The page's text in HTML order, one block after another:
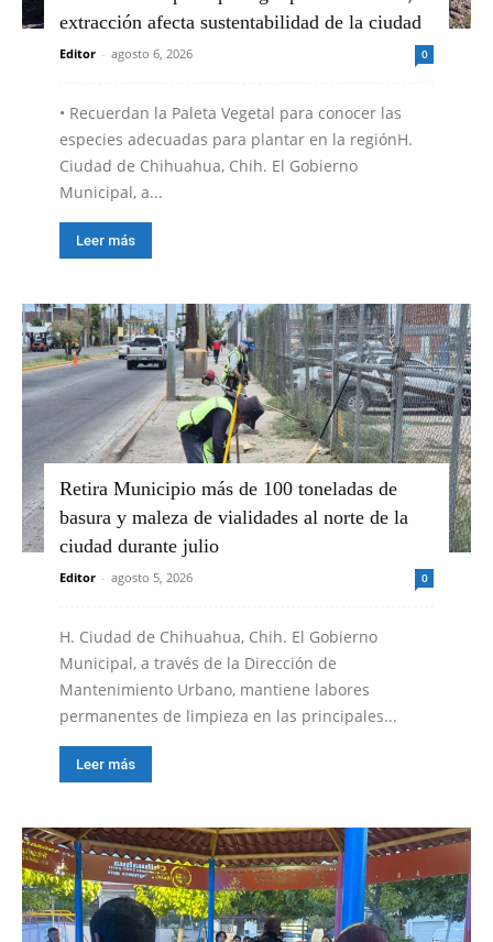
extracción afecta sustentabilidad de la ciudad
Editor - agosto 6, 2026 0
•⁠ ⁠Recuerdan la Paleta Vegetal para conocer las
especies adecuadas para plantar en la regiónH.
Ciudad de Chihuahua, Chih. El Gobierno
Municipal, a...
Leer más
Retira Municipio más de 100 toneladas de
basura y maleza de vialidades al norte de la
ciudad durante julio
Editor - agosto 5, 2026 0
H. Ciudad de Chihuahua, Chih. El Gobierno
Municipal, a través de la Dirección de
Mantenimiento Urbano, mantiene labores
permanentes de limpieza en las principales...
Leer más